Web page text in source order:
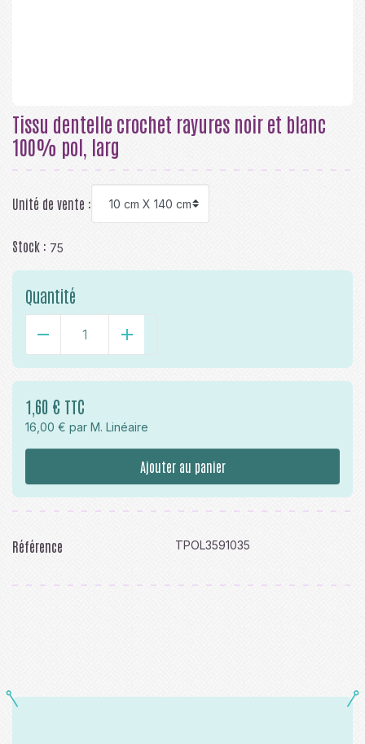
Tissu dentelle crochet rayures noir et blanc
100% pol, larg
Unité de vente :
Stock : 75
Quantité
- +
1,60 € TTC
16,00 € par M. Linéaire
Ajouter au panier
Référence TPOL3591035